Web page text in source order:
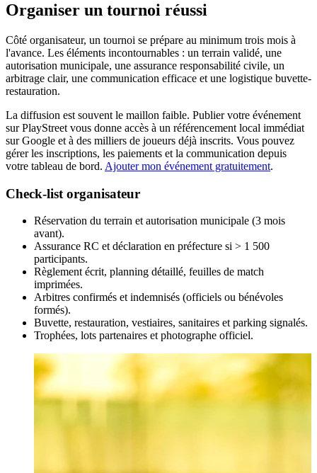
Organiser un tournoi réussi
Côté organisateur, un tournoi se prépare au minimum trois mois à
l'avance. Les éléments incontournables : un terrain validé, une
autorisation municipale, une assurance responsabilité civile, un
arbitrage clair, une communication efficace et une logistique buvette-
restauration.
La diffusion est souvent le maillon faible. Publier votre événement
sur PlayStreet vous donne accès à un référencement local immédiat
sur Google et à des milliers de joueurs déjà inscrits. Vous pouvez
gérer les inscriptions, les paiements et la communication depuis
votre tableau de bord. Ajouter mon événement gratuitement.
Check-list organisateur
Réservation du terrain et autorisation municipale (3 mois
avant).
Assurance RC et déclaration en préfecture si > 1 500
participants.
Règlement écrit, planning détaillé, feuilles de match
imprimées.
Arbitres confirmés et indemnisés (officiels ou bénévoles
formés).
Buvette, restauration, vestiaires, sanitaires et parking signalés.
Trophées, lots partenaires et photographe officiel.